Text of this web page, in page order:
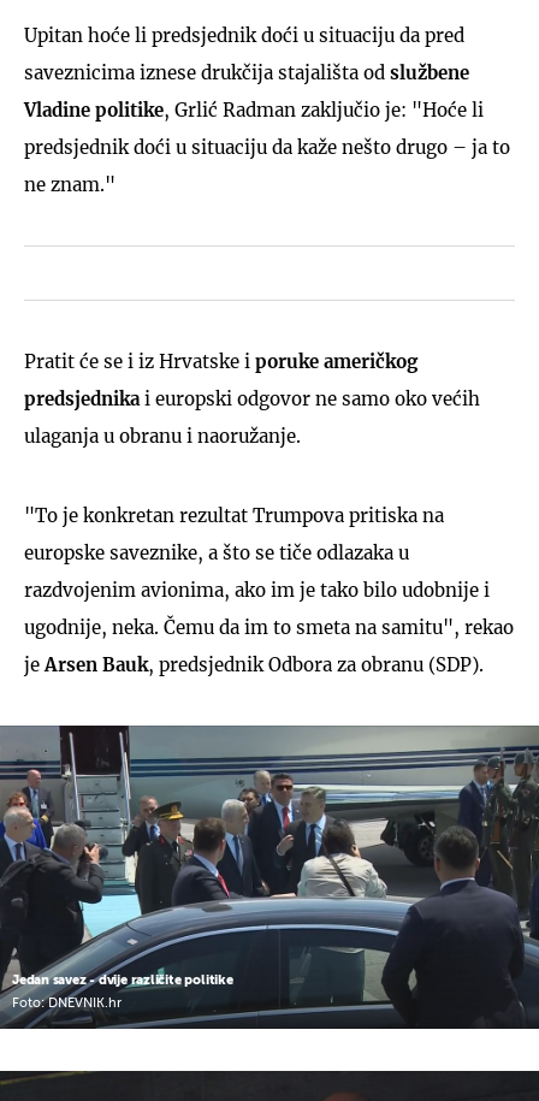
Upitan hoće li predsjednik doći u situaciju da pred
saveznicima iznese drukčija stajališta od službene
Vladine politike, Grlić Radman zaključio je: "Hoće li
predsjednik doći u situaciju da kaže nešto drugo – ja to
ne znam."
Pratit će se i iz Hrvatske i poruke američkog
predsjednika i europski odgovor ne samo oko većih
ulaganja u obranu i naoružanje.
"To je konkretan rezultat Trumpova pritiska na
europske saveznike, a što se tiče odlazaka u
razdvojenim avionima, ako im je tako bilo udobnije i
ugodnije, neka. Čemu da im to smeta na samitu", rekao
je Arsen Bauk, predsjednik Odbora za obranu (SDP).
Jedan savez - dvije različite politike
Foto: DNEVNIK.hr